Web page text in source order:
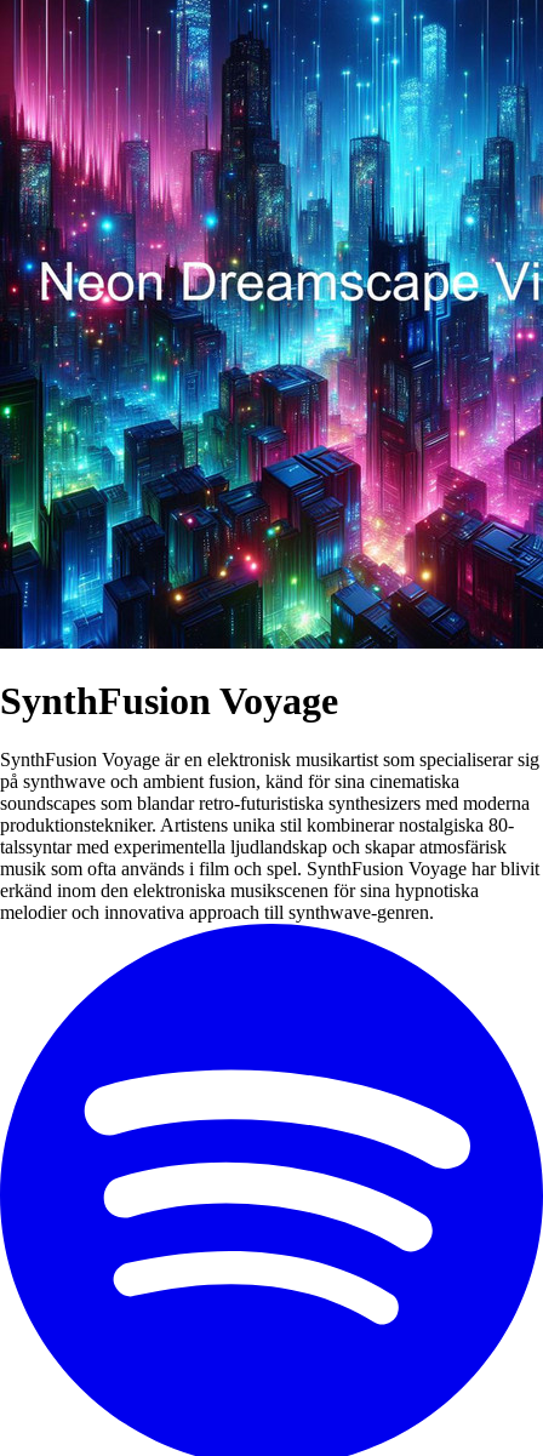
SynthFusion Voyage
SynthFusion Voyage är en elektronisk musikartist som specialiserar sig
på synthwave och ambient fusion, känd för sina cinematiska
soundscapes som blandar retro-futuristiska synthesizers med moderna
produktionstekniker. Artistens unika stil kombinerar nostalgiska 80-
talssyntar med experimentella ljudlandskap och skapar atmosfärisk
musik som ofta används i film och spel. SynthFusion Voyage har blivit
erkänd inom den elektroniska musikscenen för sina hypnotiska
melodier och innovativa approach till synthwave-genren.